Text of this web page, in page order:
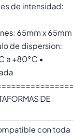
de intensidad:
65mm x 65mm
de dispersion:
a +80°C •
DE
con toda